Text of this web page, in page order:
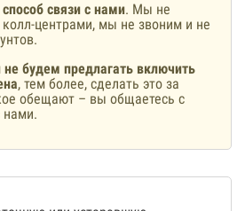
связи с нами. Мы не
центрами, мы не звоним и не
будем предлагать включить
, тем более, сделать это за
обещают – вы общаетесь с
нами.